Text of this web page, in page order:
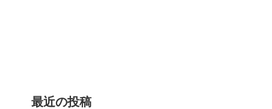
最近の投稿